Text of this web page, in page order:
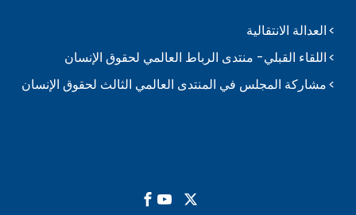
العدالة الانتقالية
اللقاء القبلي- منتدى الرباط العالمي لحقوق الإنسان
مشاركة المجلس في المنتدى العالمي الثالث لحقوق الإنسان